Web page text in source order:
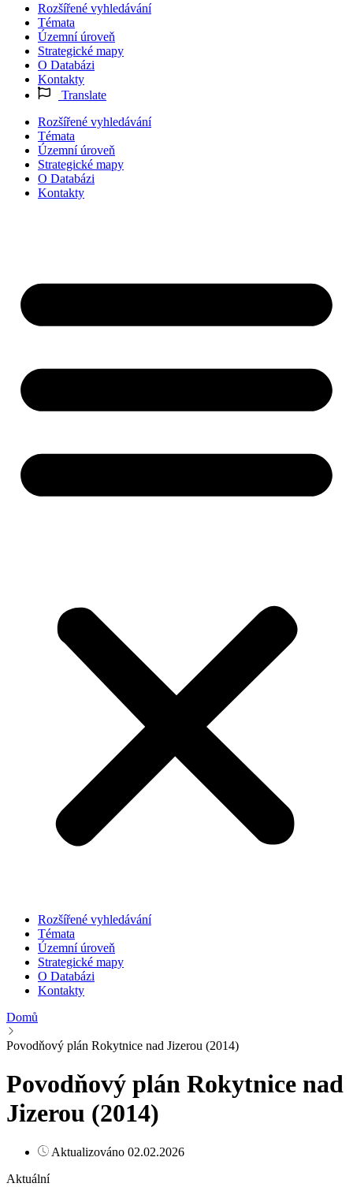
Rozšířené vyhledávání
Témata
Územní úroveň
Strategické mapy
O Databázi
Kontakty
Translate
Rozšířené vyhledávání
Témata
Územní úroveň
Strategické mapy
O Databázi
Kontakty
Rozšířené vyhledávání
Témata
Územní úroveň
Strategické mapy
O Databázi
Kontakty
Domů
Povodňový plán Rokytnice nad Jizerou (2014)
Povodňový plán Rokytnice nad
Jizerou (2014)
Aktualizováno 02.02.2026
Aktuální